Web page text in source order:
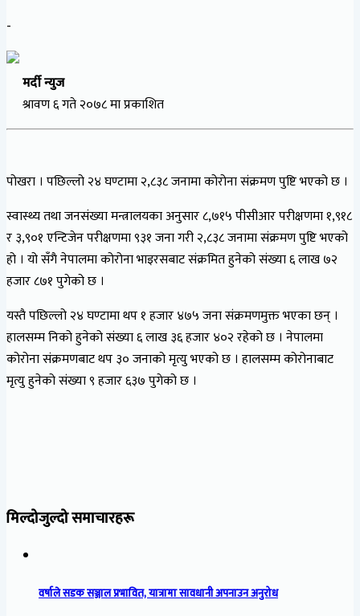
-
मर्दी न्युज
श्रावण ६ गते २०७८ मा प्रकाशित
पोखरा । पछिल्लो २४ घण्टामा २,८३८ जनामा कोरोना संक्रमण पुष्टि भएको छ ।
स्वास्थ्य तथा जनसंख्या मन्त्रालयका अनुसार ८,७१५ पीसीआर परीक्षणमा १,९१८
र ३,९०१ एन्टिजेन परीक्षणमा ९३१ जना गरी २,८३८ जनामा संक्रमण पुष्टि भएको
हो । यो सँगै नेपालमा कोरोना भाइरसबाट संक्रमित हुनेको संख्या ६ लाख ७२
हजार ८७१ पुगेको छ ।
यस्तै पछिल्लो २४ घण्टामा थप १ हजार ४७५ जना संक्रमणमुक्त भएका छन् ।
हालसम्म निको हुनेको संख्या ६ लाख ३६ हजार ४०२ रहेको छ । नेपालमा
कोरोना संक्रमणबाट थप ३० जनाको मृत्यु भएको छ । हालसम्म कोरोनाबाट
मृत्यु हुनेको संख्या ९ हजार ६३७ पुगेको छ ।
मिल्दोजुल्दो समाचारहरू
वर्षाले सडक सञ्जाल प्रभावित, यात्रामा सावधानी अपनाउन अनुरोध